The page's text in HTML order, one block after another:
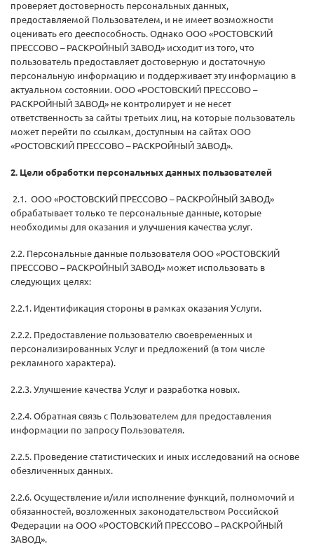
проверяет достоверность персональных данных,
предоставляемой Пользователем, и не имеет возможности
оценивать его дееспособность. Однако ООО «РОСТОВСКИЙ
ПРЕССОВО – РАСКРОЙНЫЙ ЗАВОД» исходит из того, что
пользователь предоставляет достоверную и достаточную
персональную информацию и поддерживает эту информацию в
актуальном состоянии. ООО «РОСТОВСКИЙ ПРЕССОВО –
РАСКРОЙНЫЙ ЗАВОД» не контролирует и не несет
ответственность за сайты третьих лиц, на которые пользователь
может перейти по ссылкам, доступным на сайтах ООО
«РОСТОВСКИЙ ПРЕССОВО – РАСКРОЙНЫЙ ЗАВОД».
2. Цели обработки персональных данных пользователей
2.1. ООО «РОСТОВСКИЙ ПРЕССОВО – РАСКРОЙНЫЙ ЗАВОД»
обрабатывает только те персональные данные, которые
необходимы для оказания и улучшения качества услуг.
2.2. Персональные данные пользователя ООО «РОСТОВСКИЙ
ПРЕССОВО – РАСКРОЙНЫЙ ЗАВОД» может использовать в
следующих целях:
2.2.1. Идентификация стороны в рамках оказания Услуги.
2.2.2. Предоставление пользователю своевременных и
персонализированных Услуг и предложений (в том числе
рекламного характера).
2.2.3. Улучшение качества Услуг и разработка новых.
2.2.4. Обратная связь с Пользователем для предоставления
информации по запросу Пользователя.
2.2.5. Проведение статистических и иных исследований на основе
обезличенных данных.
2.2.6. Осуществление и/или исполнение функций, полномочий и
обязанностей, возложенных законодательством Российской
Федерации на ООО «РОСТОВСКИЙ ПРЕССОВО – РАСКРОЙНЫЙ
ЗАВОД».